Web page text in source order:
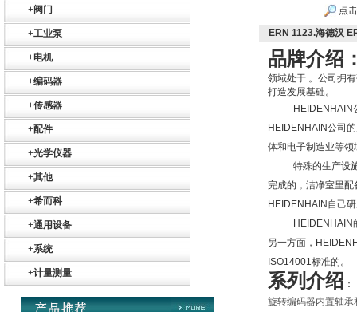
+阀门
+工业泵
+电机
+编码器
+传感器
+配件
+光学仪器
+其他
+希而科
+通用设备
+系统
+计量测量
ZIGOR
点
ERN 1123.海德汉
品牌介绍
领域处于 。公司拥
打造发展基础。
HEIDENHAIN
HEIDENHAIN公司
体和电子制造业等领
特殊的生产设
完成的，洁净室里
HEIDENHAIN 自己
HEIDENHAIN
另一方面，
ISO14001标准的。
系列介绍 ：
旋转编码器内置轴